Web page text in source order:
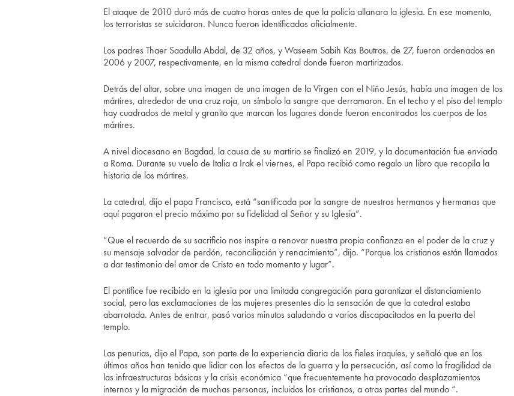
El ataque de 2010 duró más de cuatro horas antes de que la policía allanara la iglesia. En ese momento,
los terroristas se suicidaron. Nunca fueron identificados oficialmente.
Los padres Thaer Saadulla Abdal, de 32 años, y Waseem Sabih Kas Boutros, de 27, fueron ordenados en
2006 y 2007, respectivamente, en la misma catedral donde fueron martirizados.
Detrás del altar, sobre una imagen de una imagen de la Virgen con el Niño Jesús, había una imagen de los
mártires, alrededor de una cruz roja, un símbolo la sangre que derramaron. En el techo y el piso del templo
hay cuadrados de metal y granito que marcan los lugares donde fueron encontrados los cuerpos de los
mártires.
A nivel diocesano en Bagdad, la causa de su martirio se finalizó en 2019, y la documentación fue enviada
a Roma. Durante su vuelo de Italia a Irak el viernes, el Papa recibió como regalo un libro que recopila la
historia de los mártires.
La catedral, dijo el papa Francisco, está “santificada por la sangre de nuestros hermanos y hermanas que
aquí pagaron el precio máximo por su fidelidad al Señor y su Iglesia”.
“Que el recuerdo de su sacrificio nos inspire a renovar nuestra propia confianza en el poder de la cruz y
su mensaje salvador de perdón, reconciliación y renacimiento”, dijo. “Porque los cristianos están llamados
a dar testimonio del amor de Cristo en todo momento y lugar”.
El pontífice fue recibido en la iglesia por una limitada congregación para garantizar el distanciamiento
social, pero las exclamaciones de las mujeres presentes dio la sensación de que la catedral estaba
abarrotada. Antes de entrar, pasó varios minutos saludando a varios discapacitados en la puerta del
templo.
Las penurias, dijo el Papa, son parte de la experiencia diaria de los fieles iraquíes, y señaló que en los
últimos años han tenido que lidiar con los efectos de la guerra y la persecución, así como la fragilidad de
las infraestructuras básicas y la crisis económica “que frecuentemente ha provocado desplazamientos
internos y la migración de muchas personas, incluidos los cristianos, a otras partes del mundo “.